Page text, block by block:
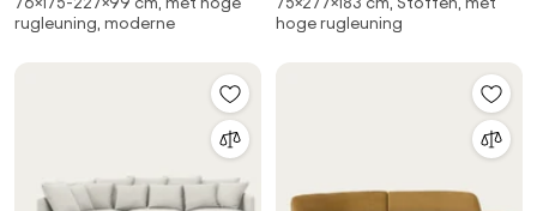
gemêleerd polyester, Simone
rugleuning, moderne
fluweel, Rosebury
hoge rugleuning